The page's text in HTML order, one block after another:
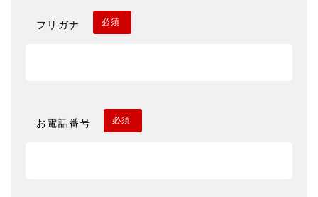
フリガナ 必須
お電話番号 必須